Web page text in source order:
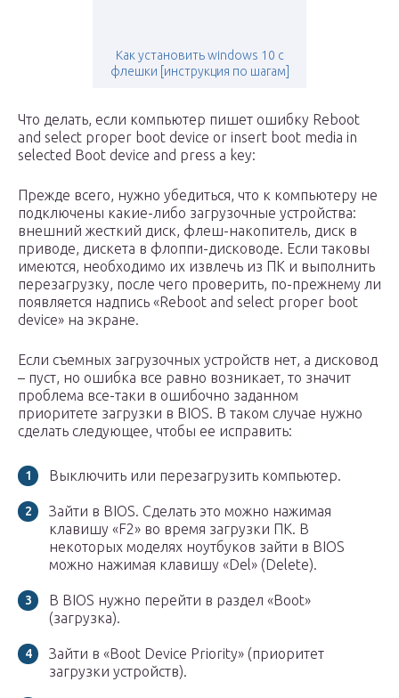
Как установить windows 10 с
флешки [инструкция по шагам]
Что делать, если компьютер пишет ошибку Reboot
and select proper boot device or insert boot media in
selected Boot device and press a key:
Прежде всего, нужно убедиться, что к компьютеру не
подключены какие-либо загрузочные устройства:
внешний жесткий диск, флеш-накопитель, диск в
приводе, дискета в флоппи-дисководе. Если таковы
имеются, необходимо их извлечь из ПК и выполнить
перезагрузку, после чего проверить, по-прежнему ли
появляется надпись «Reboot and select proper boot
device» на экране.
Если съемных загрузочных устройств нет, а дисковод
– пуст, но ошибка все равно возникает, то значит
проблема все-таки в ошибочно заданном
приоритете загрузки в BIOS. В таком случае нужно
сделать следующее, чтобы ее исправить:
Выключить или перезагрузить компьютер.
Зайти в BIOS. Сделать это можно нажимая
клавишу «F2» во время загрузки ПК. В
некоторых моделях ноутбуков зайти в BIOS
можно нажимая клавишу «Del» (Delete).
В BIOS нужно перейти в раздел «Boot»
(загрузка).
Зайти в «Boot Device Priority» (приоритет
загрузки устройств).